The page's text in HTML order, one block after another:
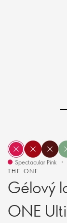
THE ONE
Gélový
ONE
Spectacular Pink